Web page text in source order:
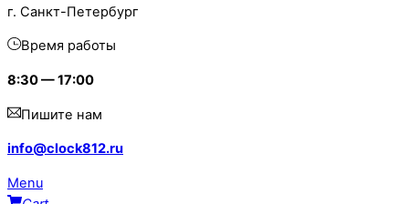
г. Санкт-Петербург
Время работы
8:30 — 17:00
Пишите нам
info@clock812.ru
Menu